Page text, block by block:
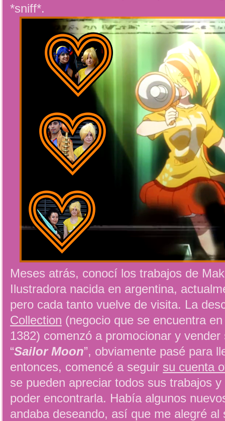
*sniff*.
Meses atrás, conocí los trabajos de
Ilustradora nacida en argentina,
pero cada tanto vuelve de visita. La
Collection (negocio que se encuentra
1382) comenzó a promocionar y
“Sailor Moon”, obviamente pasé para
entonces, comencé a seguir su cuenta
se pueden apreciar todos sus trabajos
poder encontrarla. Había algunos
andaba deseando, así que me alegré